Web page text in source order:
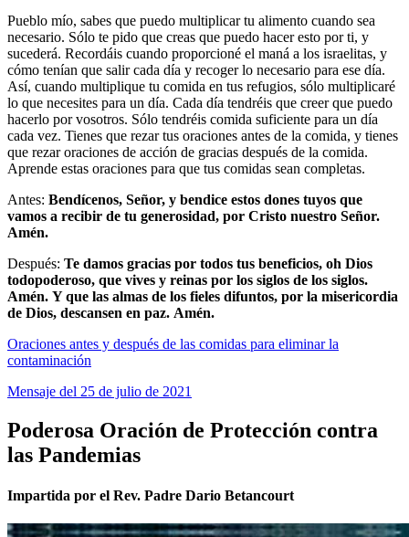
Pueblo mío, sabes que puedo multiplicar tu alimento cuando sea
necesario. Sólo te pido que creas que puedo hacer esto por ti, y
sucederá. Recordáis cuando proporcioné el maná a los israelitas, y
cómo tenían que salir cada día y recoger lo necesario para ese día.
Así, cuando multiplique tu comida en tus refugios, sólo multiplicaré
lo que necesites para un día. Cada día tendréis que creer que puedo
hacerlo por vosotros. Sólo tendréis comida suficiente para un día
cada vez. Tienes que rezar tus oraciones antes de la comida, y tienes
que rezar oraciones de acción de gracias después de la comida.
Aprende estas oraciones para que tus comidas sean completas.
Antes: Bendícenos, Señor, y bendice estos dones tuyos que
vamos a recibir de tu generosidad, por Cristo nuestro Señor.
Amén.
Después: Te damos gracias por todos tus beneficios, oh Dios
todopoderoso, que vives y reinas por los siglos de los siglos.
Amén. Y que las almas de los fieles difuntos, por la misericordia
de Dios, descansen en paz. Amén.
Oraciones antes y después de las comidas para eliminar la
contaminación
Mensaje del 25 de julio de 2021
Poderosa Oración de Protección contra
las Pandemias
Impartida por el Rev. Padre Dario Betancourt